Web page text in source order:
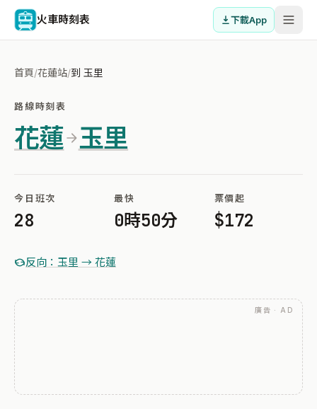
火車時刻表 下載App
首頁/花蓮站/到 玉里
路線時刻表
花蓮 玉里
今日班次
28
最快
0時50分
票價起
$172
反向：玉里 → 花蓮
廣告 · AD